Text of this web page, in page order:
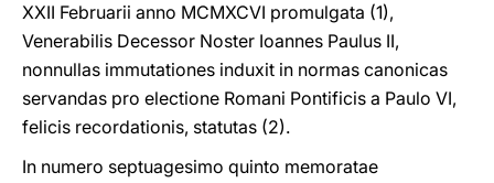
XXII Februarii anno MCMXCVI promulgata (1),
Venerabilis Decessor Noster Ioannes Paulus II,
nonnullas immutationes induxit in normas canonicas
servandas pro electione Romani Pontificis a Paulo VI,
felicis recordationis, statutas (2).
In numero septuagesimo quinto memoratae